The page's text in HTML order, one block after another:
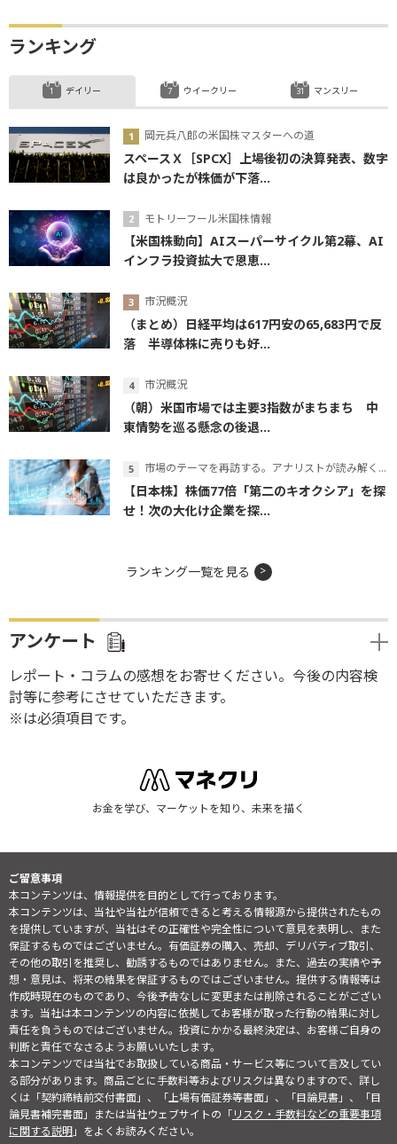
ランキング
デイリー
岡元兵八郎の米国株マスターへの道
スペースＸ［SPCX］上場後初の決算発表、数字
は良かったが株価が下落...
モトリーフール米国株情報
【米国株動向】AIスーパーサイクル第2幕、AI
インフラ投資拡大で恩恵...
市況概況
（まとめ）日経平均は617円安の65,683円で反
落 半導体株に売りも好...
市況概況
（朝）米国市場では主要3指数がまちまち 中
東情勢を巡る懸念の後退...
市場のテーマを再訪する。アナリストが読み解くテーマの本質
【日本株】株価77倍「第二のキオクシア」を探
せ！次の大化け企業を探...
ウイークリー マンスリー
ランキング一覧を見る
アンケート
レポート・コラムの感想をお寄せください。今後の内容検
討等に参考にさせていただきます。
※は必須項目です。
お金を学び、マーケットを知り、未来を描く
ご留意事項
本コンテンツは、情報提供を目的として行っております。
本コンテンツは、当社や当社が信頼できると考える情報源から提供されたもの
を提供していますが、当社はその正確性や完全性について意見を表明し、また
保証するものではございません。有価証券の購入、売却、デリバティブ取引、
その他の取引を推奨し、勧誘するものではありません。また、過去の実績や予
想・意見は、将来の結果を保証するものではございません。提供する情報等は
作成時現在のものであり、今後予告なしに変更または削除されることがござい
ます。当社は本コンテンツの内容に依拠してお客様が取った行動の結果に対し
責任を負うものではございません。投資にかかる最終決定は、お客様ご自身の
判断と責任でなさるようお願いいたします。
本コンテンツでは当社でお取扱している商品・サービス等について言及してい
る部分があります。商品ごとに手数料等およびリスクは異なりますので、詳し
くは「契約締結前交付書面」、「上場有価証券等書面」、「目論見書」、「目
論見書補完書面」または当社ウェブサイトの「リスク・手数料などの重要事項
に関する説明」をよくお読みください。